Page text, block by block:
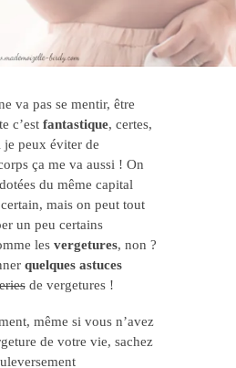
va pas se mentir, être
c’est fantastique, certes,
je peux éviter de
ça me va aussi ! On
du même capital
mais on peut tout
un peu certains
les vergetures, non ?
quelques astuces
de vergetures !
même si vous n’avez
de votre vie, sachez